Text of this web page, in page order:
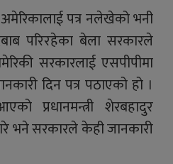
पत्र नलेखेको भनी
परिरहेका बेला सरकारले
सरकारलाई एसपीपीमा
दिन पत्र पठाएको हो ।
प्रधानमन्त्री शेरबहादुर
भने सरकारले केही जानकारी